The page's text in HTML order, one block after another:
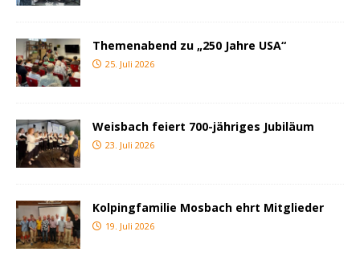
Themenabend zu „250 Jahre USA“
25. Juli 2026
Weisbach feiert 700-jähriges Jubiläum
23. Juli 2026
Kolpingfamilie Mosbach ehrt Mitglieder
19. Juli 2026